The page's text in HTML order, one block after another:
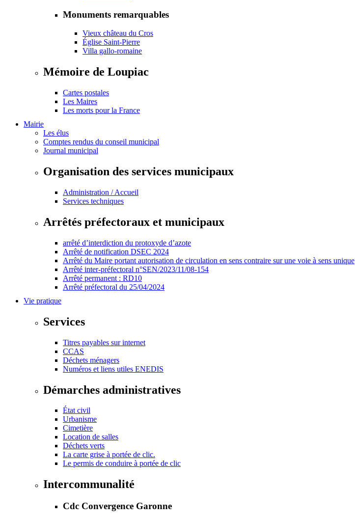
Monuments remarquables
Vieux château du Cros
Église Saint-Pierre
Villa gallo-romaine
Mémoire de Loupiac
Cartes postales
Les Maires
Les morts pour la France
Mairie
Les élus
Comptes rendus du conseil municipal
Journal municipal
Organisation des services municipaux
Administration / Accueil
Services techniques
Arrêtés préfectoraux et municipaux
arrêté d’interdiction du protoxyde d’azote
Arrêté de notification DSEC 2024
Arrêté du Maire portant autorisation de circulation en sens contraire sur une voie à sens unique
Arrêté inter-préfectoral n°SEN/2023/11/08-154
Arrêté permanent : RD10
Arrêté préfectoral du 25/04/2024
Vie pratique
Services
Titres payables sur internet
CCAS
Déchets ménagers
Numéros et liens utiles ENEDIS
Démarches administratives
État civil
Urbanisme
Cimetière
Location de salles
Déchets verts
La carte grise à portée de clic.
Le permis de conduire à portée de clic
Intercommunalité
Cdc Convergence Garonne